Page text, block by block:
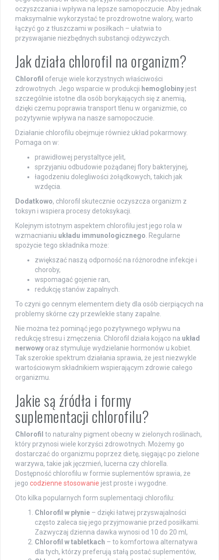
oczyszczania i wpływa na lepsze samopoczucie. Aby jednak
maksymalnie wykorzystać te prozdrowotne walory, warto
łączyć go z tłuszczami w posiłkach – ułatwia to
przyswajanie niezbędnych substancji odżywczych.
Jak działa chlorofil na organizm?
Chlorofil oferuje wiele korzystnych właściwości
zdrowotnych. Jego wsparcie w produkcji hemoglobiny jest
szczególnie istotne dla osób borykających się z anemią,
dzięki czemu poprawia transport tlenu w organizmie, co
pozytywnie wpływa na nasze samopoczucie.
Działanie chlorofilu obejmuje również układ pokarmowy.
Pomaga on w:
prawidłowej perystaltyce jelit,
sprzyjaniu odbudowie pożądanej flory bakteryjnej,
łagodzeniu dolegliwości żołądkowych, takich jak
wzdęcia.
Dodatkowo, chlorofil skutecznie oczyszcza organizm z
toksyn i wspiera procesy detoksykacji.
Kolejnym istotnym aspektem chlorofilu jest jego rola w
wzmacnianiu układu immunologicznego . Regularne
spożycie tego składnika może:
zwiększać naszą odporność na różnorodne infekcje i
choroby,
wspomagać gojenie ran,
redukcję stanów zapalnych.
To czyni go cennym elementem diety dla osób cierpiących na
problemy skórne czy przewlekłe stany zapalne.
Nie można też pominąć jego pozytywnego wpływu na
redukcję stresu i zmęczenia. Chlorofil działa kojąco na układ
nerwowy oraz stymuluje wydzielanie hormonów u kobiet.
Tak szerokie spektrum działania sprawia, że jest niezwykle
wartościowym składnikiem wspierającym zdrowie całego
organizmu.
Jakie są źródła i formy
suplementacji chlorofilu?
Chlorofil to naturalny pigment obecny w zielonych roślinach,
który przynosi wiele korzyści zdrowotnych. Możemy go
dostarczać do organizmu poprzez dietę, sięgając po zielone
warzywa, takie jak jęczmień, lucerna czy chlorella.
Dostępność chlorofilu w formie suplementów sprawia, że
jego codzienne stosowanie jest proste i wygodne.
Oto kilka popularnych form suplementacji chlorofilu:
Chlorofil w płynie – dzięki łatwej przyswajalności
często zaleca się jego przyjmowanie przed posiłkami.
Zazwyczaj dzienna dawka wynosi od 10 do 20 ml,
Chlorofil w tabletkach – to komfortowa alternatywa
dla tych, którzy preferują stałą postać suplementów,